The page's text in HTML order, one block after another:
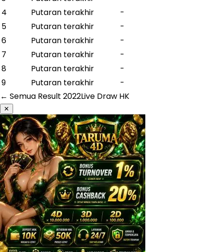
4
Putaran terakhir
-
5
Putaran terakhir
-
6
Putaran terakhir
-
7
Putaran terakhir
-
8
Putaran terakhir
-
9
Putaran terakhir
-
← Semua Result 2022Live Draw HK
✕